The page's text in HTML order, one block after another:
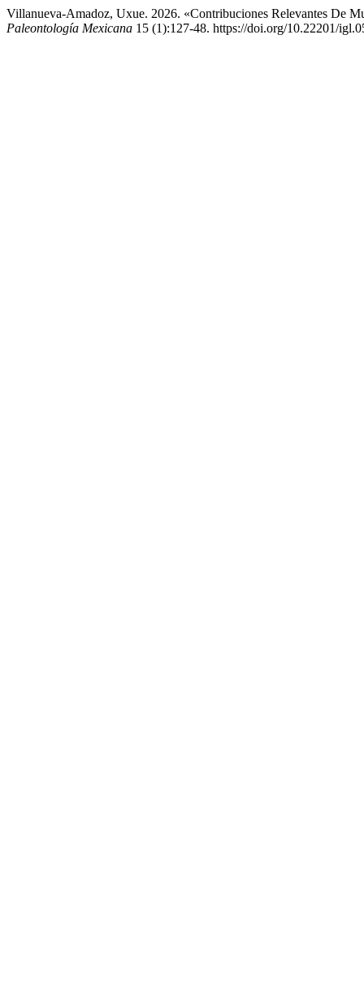
Villanueva-Amadoz, Uxue. 2026. «Contribuciones Relevantes De
Paleontología Mexicana 15 (1):127-48. https://doi.org/10.22201/